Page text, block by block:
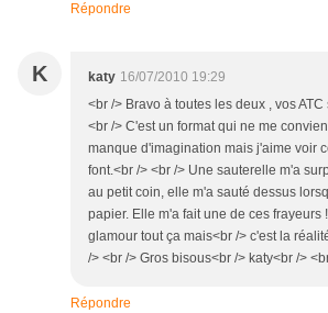
Répondre
K katy 16/07/2010 19:29
<br /> Bravo à toutes les deux , vos
<br /> C'est un format qui ne me
manque d'imagination mais j'aime voir
font.<br /> <br /> Une sauterelle m'a
au petit coin, elle m'a sauté dessus
papier. Elle m'a fait une de ces frayeurs
glamour tout ça mais<br /> c'est la
/> <br /> Gros bisous<br /> katy<br />
Répondre